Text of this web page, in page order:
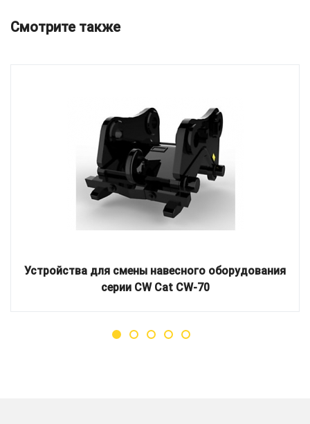
Смотрите также
Устройства для смены навесного оборудования
серии CW Cat CW-70